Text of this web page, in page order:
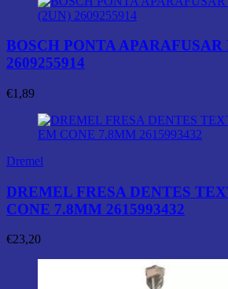
BOSCH PONTA
2609255914
€1,89
Dremel
DREMEL FRESA DENTES
CONE 7.8MM 2615993432
€23,20